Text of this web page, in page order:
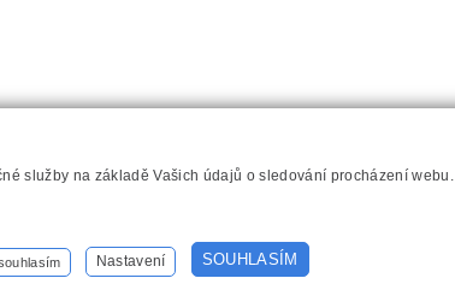
Nastavení cookies Kontakt Mapa stránek
služby na základě Vašich údajů o sledování procházení webu.
Nastavení SOUHLASÍM